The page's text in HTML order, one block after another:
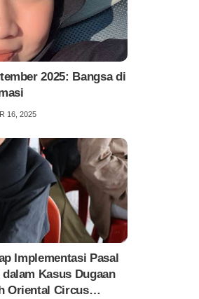
2025: Bangsa di
16, 2025
Implementasi Pasal
dalam Kasus Dugaan
Oriental Circus